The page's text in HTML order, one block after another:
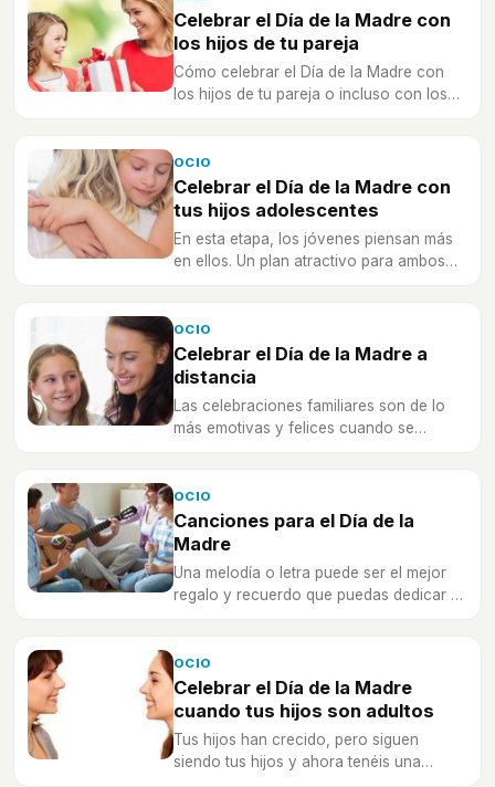
Celebrar el Día de la Madre con
los hijos de tu pareja
Cómo celebrar el Día de la Madre con
los hijos de tu pareja o incluso con los
OCIO
Celebrar el Día de la Madre con
tus hijos adolescentes
En esta etapa, los jóvenes piensan más
en ellos. Un plan atractivo para ambos
OCIO
Celebrar el Día de la Madre a
distancia
Las celebraciones familiares son de lo
más emotivas y felices cuando se
se pueden celebrar las cosas.
OCIO
Canciones para el Día de la
Madre
Una melodía o letra puede ser el mejor
regalo y recuerdo que puedas dedicar a
OCIO
Celebrar el Día de la Madre
cuando tus hijos son adultos
Tus hijos han crecido, pero siguen
siendo tus hijos y ahora tenéis una